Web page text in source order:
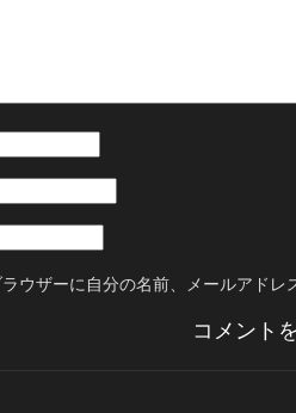
ウザーに自分の名前、メールアドレ